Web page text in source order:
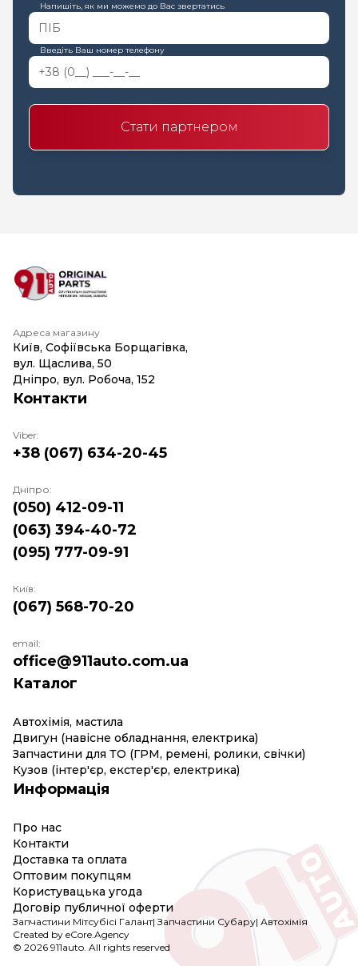
Напишіть, як ми можемо до Вас звертатись
Введіть Ваш номер телефону
Стати партнером
Адреса магазину
Київ, Софіївська Борщагівка,
вул. Щаслива, 50
Дніпро, вул. Робоча, 152
Каталог
Автохімія, мастила
Двигун (навісне обладнання, електрика)
Запчастини для ТО (ГРМ, ремені, ролики, свічки)
Кузов (інтер'єр, екстер'єр, електрика)
Информація
Про нас
Контакти
Доставка та оплата
Оптовим покупцям
Користувацька угода
Договір публичної оферти
Контакти
Viber:
+38 (067) 634-20-45
Дніпро:
(050) 412-09-11
(063) 394-40-72
(095) 777-09-91
Київ:
(067) 568-70-20
email:
office@911auto.com.ua
Created by eCore.Agency
Запчастини Мітсубісі Галант|Запчастини Субару| Автохімія
© 2026 911auto. All rights reserved